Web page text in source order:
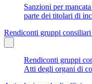
Sanzioni per
parte dei titolari di
Rendiconti gruppi
Rendiconti gruppi
Atti degli organi di